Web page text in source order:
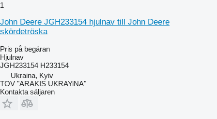
1
John Deere JGH233154 hjulnav till John Deere
skördetröska
Pris på begäran
Hjulnav
JGH233154 H233154
Ukraina, Kyiv
TOV "ARAKIS UKRAYiNA"
Kontakta säljaren